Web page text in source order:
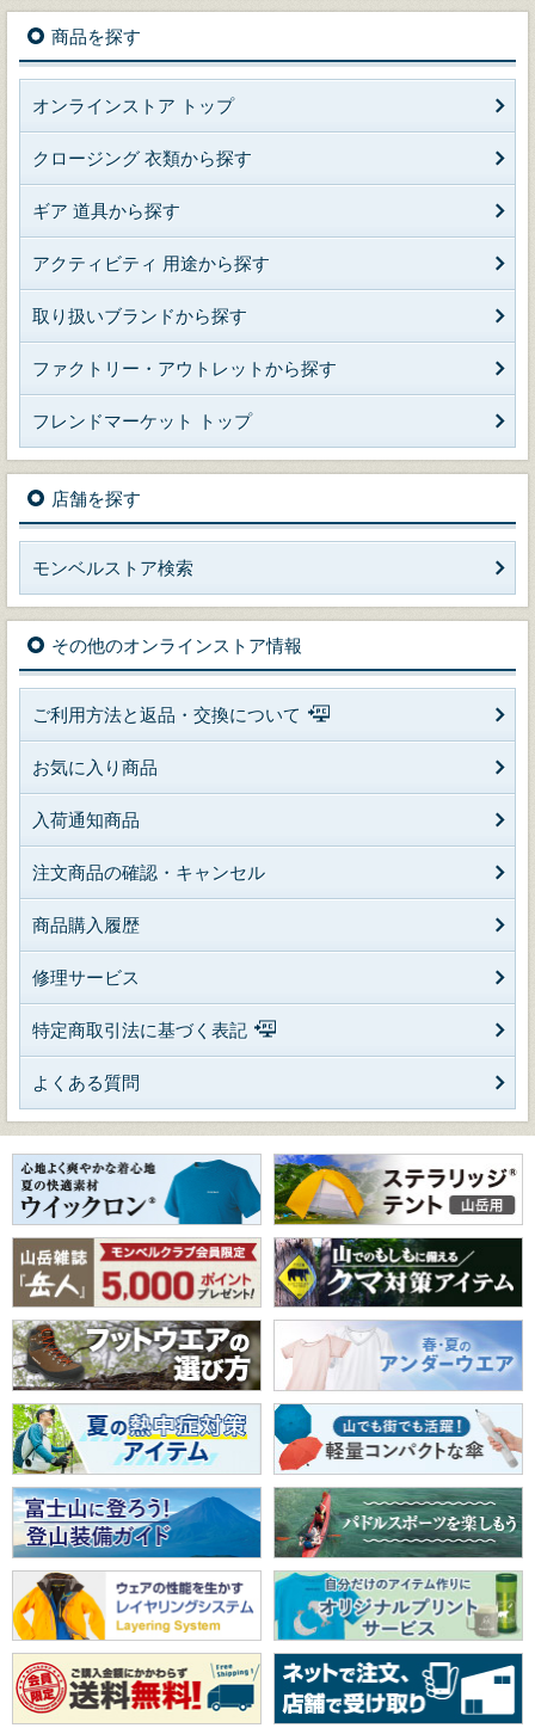
商品を探す
オンラインストア トップ
クロージング 衣類から探す
ギア 道具から探す
アクティビティ 用途から探す
取り扱いブランドから探す
ファクトリー・アウトレットから探す
フレンドマーケット トップ
店舗を探す
モンベルストア検索
その他のオンラインストア情報
ご利用方法と返品・交換について
お気に入り商品
入荷通知商品
注文商品の確認・キャンセル
商品購入履歴
修理サービス
特定商取引法に基づく表記
よくある質問